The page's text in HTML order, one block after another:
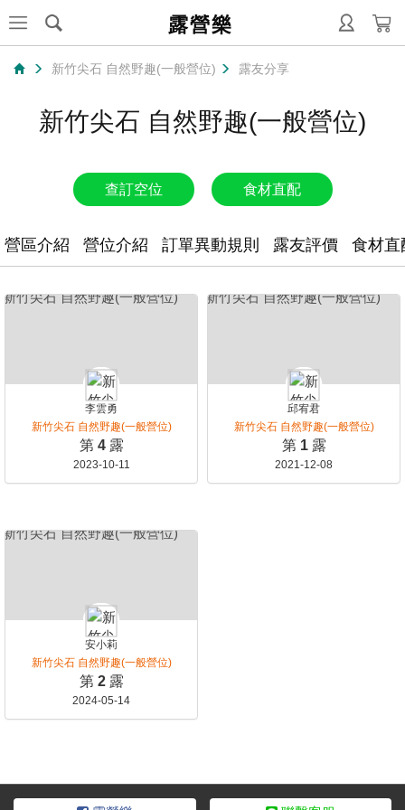
露營樂
新竹尖石 自然野趣(一般營位) 露友分享
新竹尖石 自然野趣(一般營位)
查訂空位 食材直配
營區介紹 營位介紹 訂單異動規則 露友評價 食材直
李雲勇
新竹尖石 自然野趣(一般營位)
第 4 露
2023-10-11
邱宥君
新竹尖石 自然野趣(一般營位)
第 1 露
2021-12-08
安小莉
新竹尖石 自然野趣(一般營位)
第 2 露
2024-05-14